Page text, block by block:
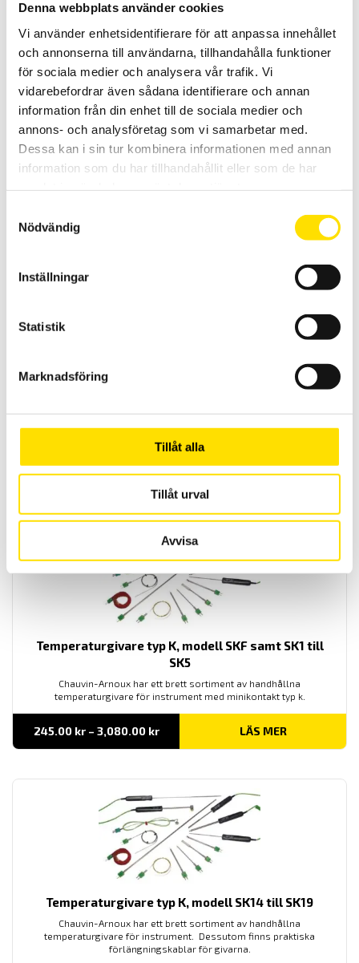
Denna webbplats använder cookies
Vi använder enhetsidentifierare för att anpassa innehållet
och annonserna till användarna, tillhandahålla funktioner
för sociala medier och analysera vår trafik. Vi
vidarebefordrar även sådana identifierare och annan
information från din enhet till de sociala medier och
annons- och analysföretag som vi samarbetar med.
Dessa kan i sin tur kombinera informationen med annan
information som du har tillhandahållit eller som de har
Nödvändig
Inställningar
Statistik
Marknadsföring
Tillåt alla
Tillåt urval
Avvisa
Termoelement med kopplingshuvud
B+B Thermo-Technik erbjuder ett brett utbud av termoelement
LÄS MER
Temperaturgivare typ K, modell SKF samt SK1 till
SK5
Chauvin-Arnoux har ett brett sortiment av handhållna
temperaturgivare för instrument med minikontakt typ k.
245.00 kr – 3,080.00 krPrisintervall:
till
LÄS MER
Temperaturgivare typ K, modell SK14 till SK19
Chauvin-Arnoux har ett brett sortiment av handhållna
temperaturgivare för instrument. Dessutom finns praktiska
förlängningskablar för givarna.